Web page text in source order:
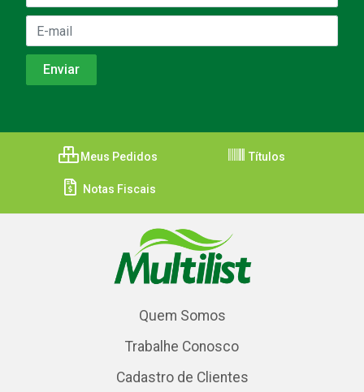
Meus Pedidos Títulos
Notas Fiscais
Quem Somos
Trabalhe Conosco
Cadastro de Clientes